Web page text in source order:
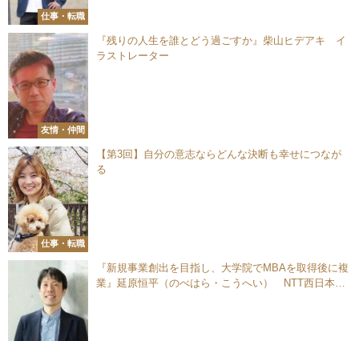
仕事・転職
友情・仲間
『残りの人生を誰とどう過ごすか』柴山ヒデアキ イ
ラストレーター
仕事・転職
【第3回】自分の意志ならどんな決断も幸せにつなが
る
『新規事業創出を目指し、大学院でMBAを取得後に複
業』延原恒平（のべはら・こうへい） NTT西日本株